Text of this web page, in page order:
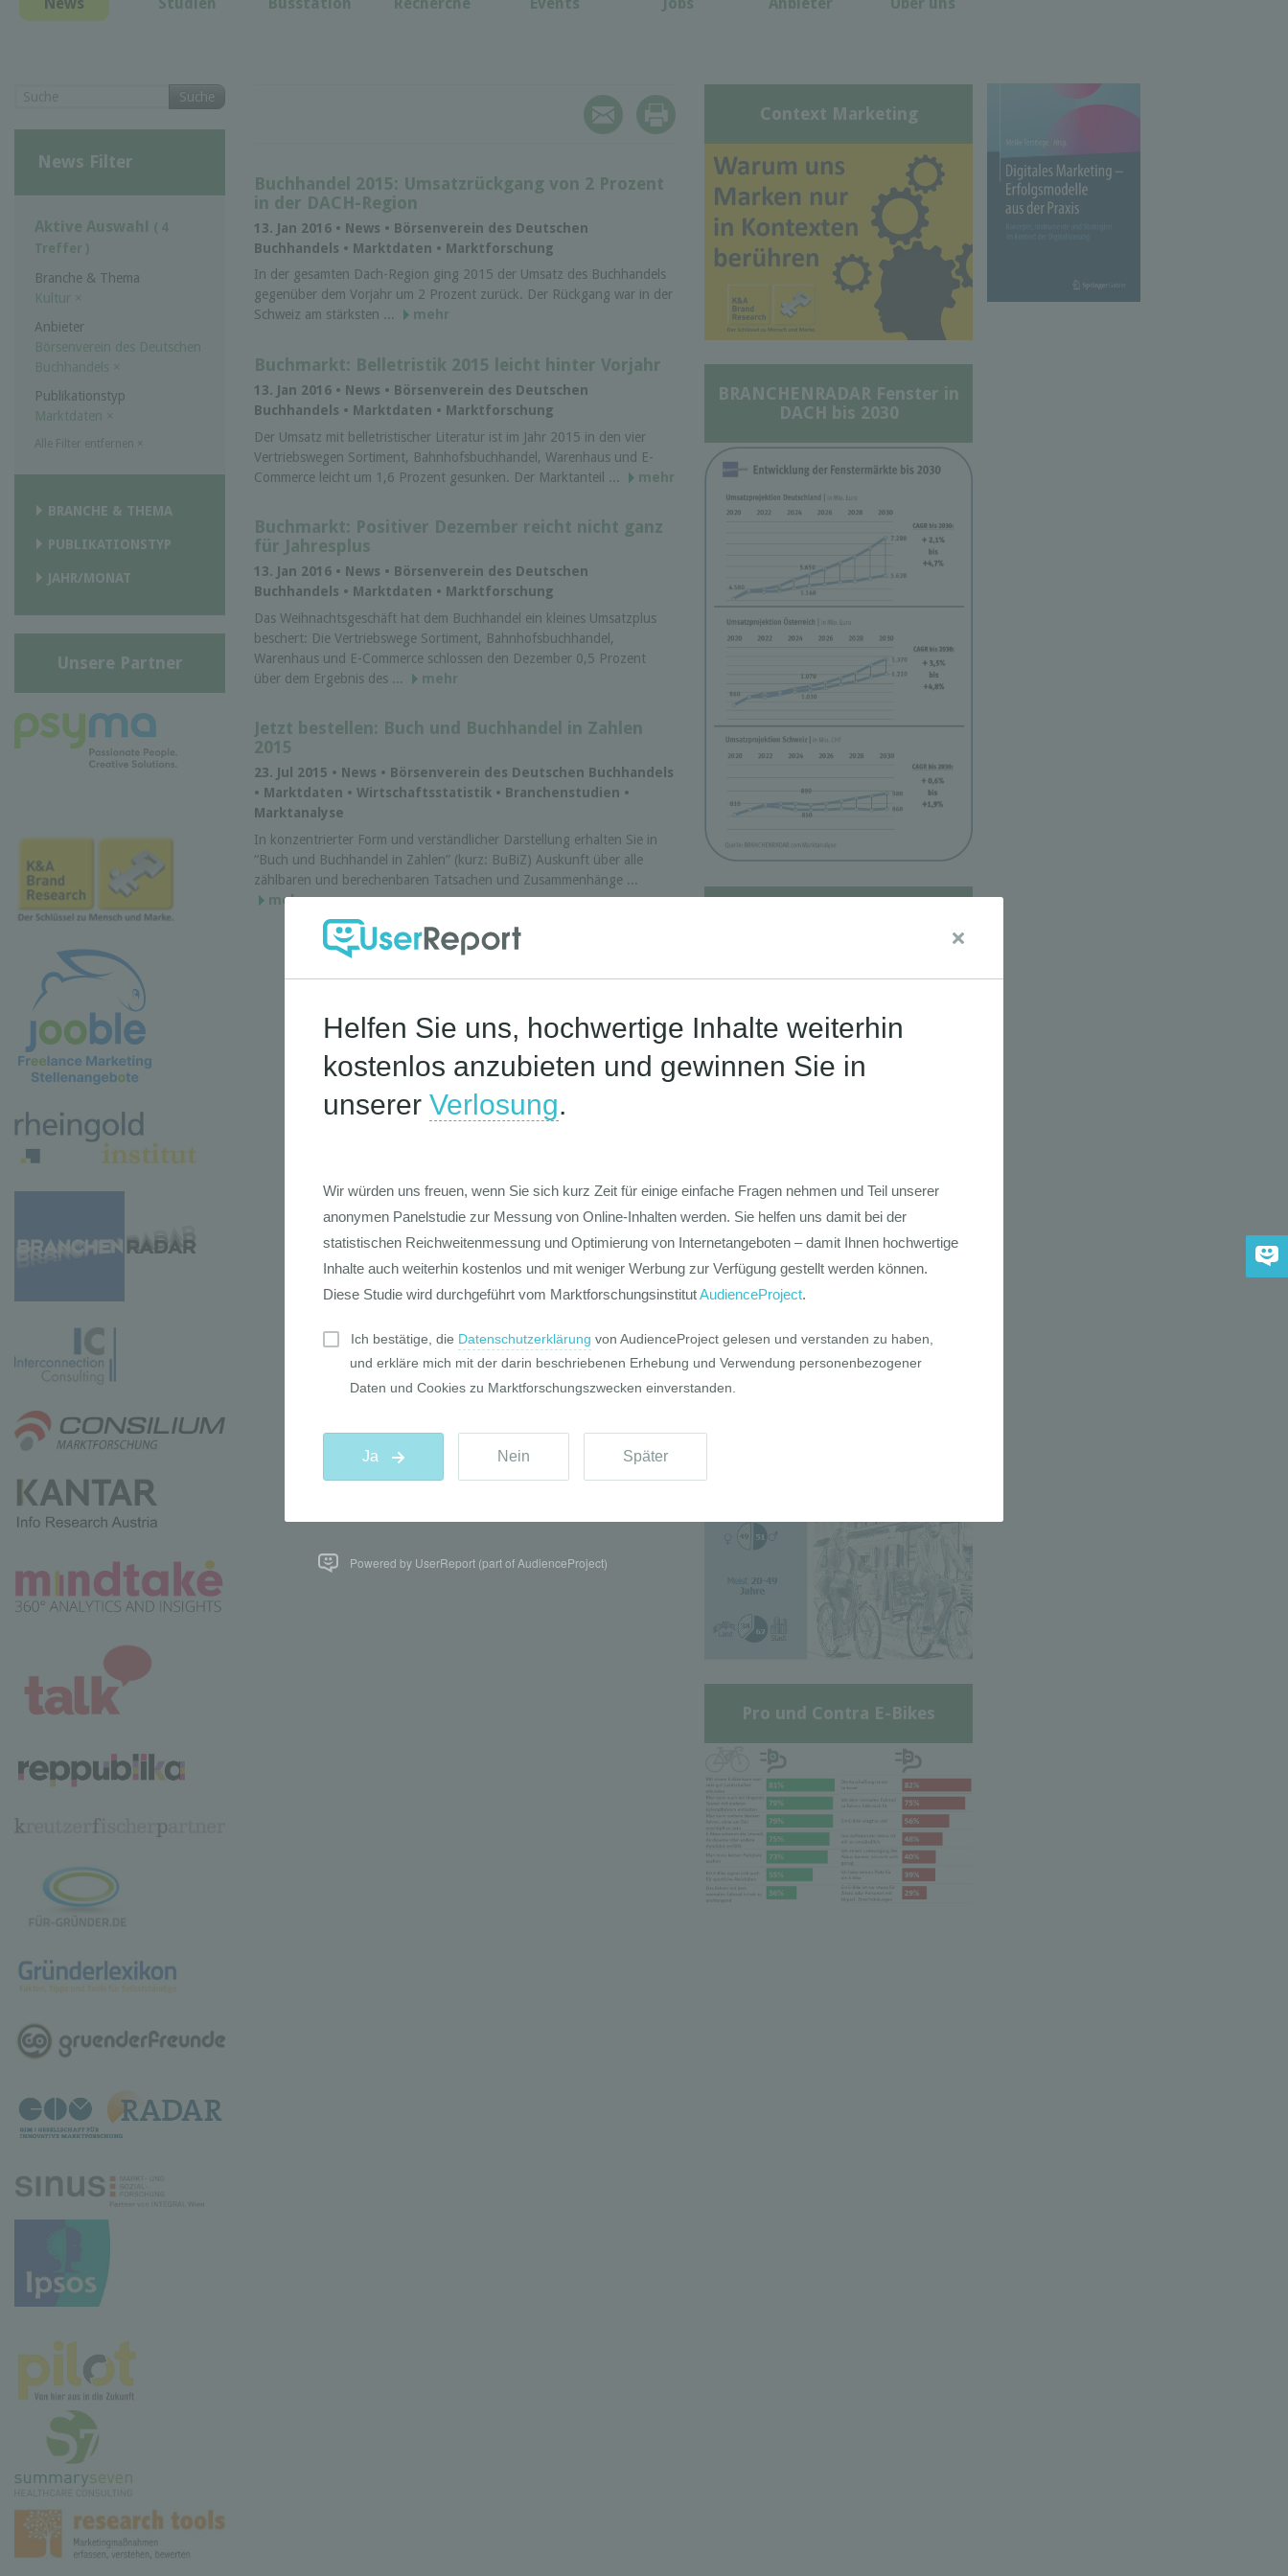
Buchhandel 2015: Umsatzrückgang von 2 Prozent
in der DACH-Region
13. Jan 2016 • News • Börsenverein des Deutschen
Buchhandels • Marktdaten • Marktforschung
In der gesamten Dach-Region ging 2015 der Umsatz des Buchhandels
gegenüber dem Vorjahr um 2 Prozent zurück. Der Rückgang war in der
Schweiz am stärksten ...
mehr
Buchmarkt: Belletristik 2015 leicht hinter Vorjahr
13. Jan 2016 • News • Börsenverein des Deutschen
Buchhandels • Marktdaten • Marktforschung
Der Umsatz mit belletristischer Literatur ist im Jahr 2015 in den vier
Vertriebswegen Sortiment, Bahnhofsbuchhandel, Warenhaus und E-
Commerce leicht um 1,6 Prozent gesunken. Der Marktanteil ...
mehr
Buchmarkt: Positiver Dezember reicht nicht ganz
für Jahresplus
13. Jan 2016 • News • Börsenverein des Deutschen
Buchhandels • Marktdaten • Marktforschung
Das Weihnachtsgeschäft hat dem Buchhandel ein kleines Umsatzplus
beschert: Die Vertriebswege Sortiment, Bahnhofsbuchhandel,
Warenhaus und E-Commerce schlossen den Dezember 0,5 Prozent
über dem Ergebnis des ...
mehr
Jetzt bestellen: Buch und Buchhandel in Zahlen
2015
23. Jul 2015 • News • Börsenverein des Deutschen Buchhandels
• Marktdaten • Wirtschaftsstatistik • Branchenstudien •
Marktanalyse
In konzentrierter Form und verständlicher Darstellung erhalten Sie in
“Buch und Buchhandel in Zahlen” (kurz: BuBiZ) Auskunft über alle
zählbaren und berechenbaren Tatsachen und Zusammenhänge ...
mehr
Suche
News Filter
Aktive Auswahl ( 4
Treffer )
Branche & Thema
Kultur
×
Anbieter
Börsenverein des Deutschen
Buchhandels ×
Publikationstyp
Marktdaten ×
BRANCHE & THEMA
PUBLIKATIONSTYP
JAHR/MONAT
Unsere Partner
Context Marketing
BRANCHENRADAR Fenster in
DACH bis 2030
Deutschen 2030
Pro und Contra E-Bikes
Powered by UserReport (part of AudienceProject)